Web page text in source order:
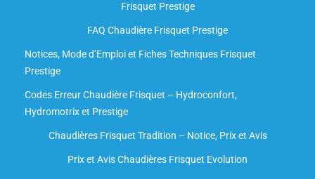
Frisquet Prestige
FAQ Chaudière Frisquet Prestige
Notices, Mode d’Emploi et Fiches Techniques Frisquet
Prestige
Codes Erreur Chaudière Frisquet – Hydroconfort,
Hydromotrix et Prestige
Chaudières Frisquet Tradition – Notice, Prix et Avis
Prix et Avis Chaudières Frisquet Evolution